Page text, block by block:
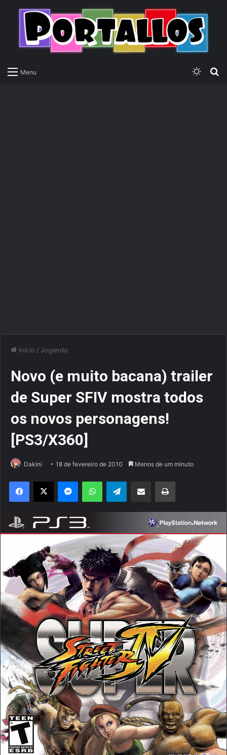
Menu
Início / Jogando
Novo (e muito bacana) trailer
de Super SFIV mostra todos
os novos personagens!
[PS3/X360]
Dakini 18 de fevereiro de 2010 Menos de um minuto